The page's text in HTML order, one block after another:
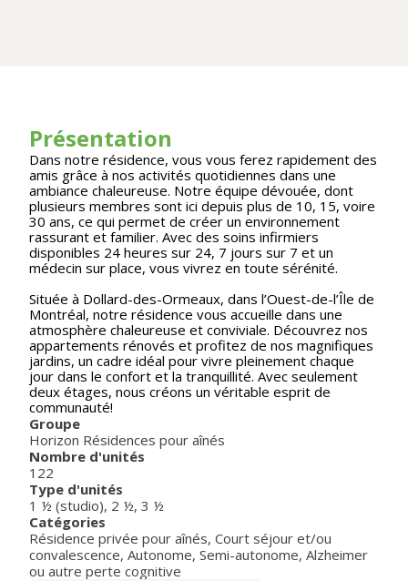
Présentation
Dans notre résidence, vous vous ferez rapidement des
amis grâce à nos activités quotidiennes dans une
ambiance chaleureuse. Notre équipe dévouée, dont
plusieurs membres sont ici depuis plus de 10, 15, voire
30 ans, ce qui permet de créer un environnement
rassurant et familier. Avec des soins infirmiers
disponibles 24 heures sur 24, 7 jours sur 7 et un
médecin sur place, vous vivrez en toute sérénité.
Située à Dollard-des-Ormeaux, dans l’Ouest-de-l’Île de
Montréal, notre résidence vous accueille dans une
atmosphère chaleureuse et conviviale. Découvrez nos
appartements rénovés et profitez de nos magnifiques
jardins, un cadre idéal pour vivre pleinement chaque
jour dans le confort et la tranquillité. Avec seulement
deux étages, nous créons un véritable esprit de
communauté!
Groupe
Horizon Résidences pour aînés
Nombre d'unités
122
Type d'unités
1 ½ (studio), 2 ½, 3 ½
Catégories
Résidence privée pour aînés, Court séjour et/ou
convalescence, Autonome, Semi-autonome, Alzheimer
ou autre perte cognitive